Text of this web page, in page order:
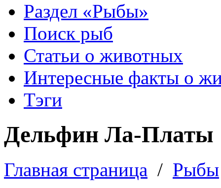
Раздел «Рыбы»
Поиск рыб
Статьи о животных
Интересные факты о
Тэги
Дельфин Ла-Платы
Главная страница / Рыбы